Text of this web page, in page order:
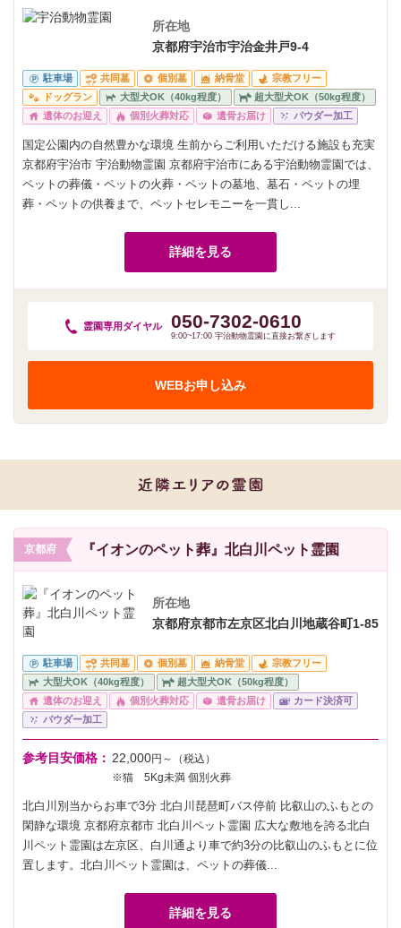
所在地
京都府宇治市宇治金井戸9-4
駐車場 共同墓 個別墓 納骨堂
宗教フリー
ドッグラン
大型犬OK（40kg程度）
超大型犬OK（50kg程度）
遺体のお迎え
個別火葬対応 遺骨お届け パウダー加工
国定公園内の自然豊かな環境 生前からご利用いただける施設も充実
京都府宇治市 宇治動物霊園 京都府宇治市にある宇治動物霊園では、
ペットの葬儀・ペットの火葬・ペットの墓地、墓石・ペットの埋
葬・ペットの供養まで、ペットセレモニーを一貫し...
詳細を見る
霊園専用 ダイヤル 050-7302-0610
9:00~17:00 宇治動物霊園に直接お繋ぎします
WEBお申し込み
京都府 『イオンのペット葬』北白川ペット霊園
所在地
京都府京都市左京区北白川地蔵谷町1-85
駐車場 共同墓 個別墓 納骨堂
宗教フリー
大型犬OK（40kg程度）
超大型犬OK（50kg程度）
遺体のお迎え
個別火葬対応 遺骨お届け
カード決済可
パウダー加工
参考目安価格： 22,000円～（税込）
※猫 5Kg未満 個別火葬
北白川別当からお車で3分 北白川琵琶町バス停前 比叡山のふもとの
閑静な環境 京都府京都市 北白川ペット霊園 広大な敷地を誇る北白
川ペット霊園は左京区、白川通より車で約3分の比叡山のふもとに位
置します。北白川ペット霊園は、ペットの葬儀...
詳細を見る